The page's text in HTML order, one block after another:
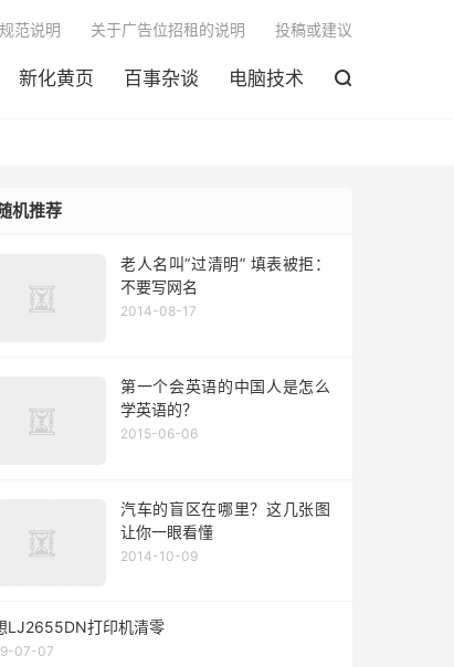
新化黄页 百事杂谈 电脑技术 
范说明 关于广告位招租的说明 投稿或建议
机推荐
老人名叫“过清明” 填表被拒：
不要写网名
2014-08-17
第一个会英语的中国人是怎么
学英语的？
2015-06-06
汽车的盲区在哪里？这几张图
让你一眼看懂
2014-10-09
LJ2655DN打印机清零
07-07